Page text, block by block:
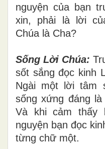
nguyện của bạn
xin, phải là lời
Chúa là Cha?
Sống Lời Chúa:
sốt sắng đọc kinh
Ngài một lời tâm
sống xứng đáng
Và khi cảm thấy
nguyện bạn đọc
từng chữ một.